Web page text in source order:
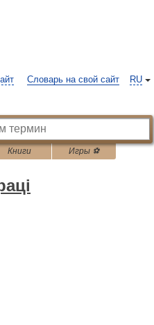
RU
Словарь на свой сайт
Книги Игры ⚽